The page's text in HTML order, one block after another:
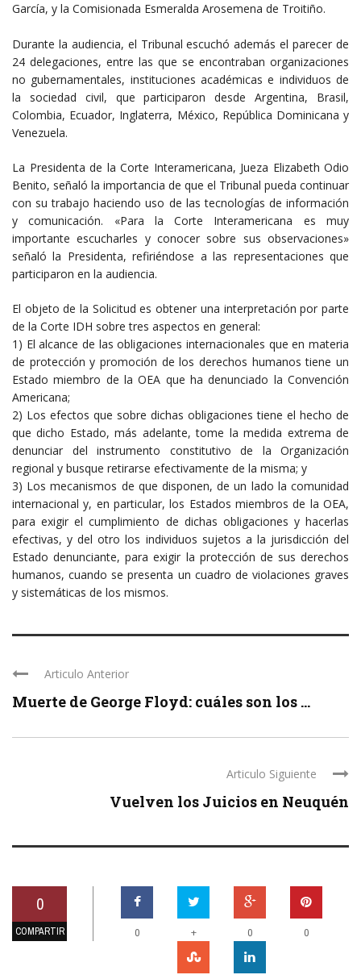
García, y la Comisionada Esmeralda Arosemena de Troitiño.
Durante la audiencia, el Tribunal escuchó además el parecer de
24 delegaciones, entre las que se encontraban organizaciones
no gubernamentales, instituciones académicas e individuos de
la sociedad civil, que participaron desde Argentina, Brasil,
Colombia, Ecuador, Inglaterra, México, República Dominicana y
Venezuela.
La Presidenta de la Corte Interamericana, Jueza Elizabeth Odio
Benito, señaló la importancia de que el Tribunal pueda continuar
con su trabajo haciendo uso de las tecnologías de información
y comunicación. «Para la Corte Interamericana es muy
importante escucharles y conocer sobre sus observaciones»
señaló la Presidenta, refiriéndose a las representaciones que
participaron en la audiencia.
El objeto de la Solicitud es obtener una interpretación por parte
de la Corte IDH sobre tres aspectos en general:
1) El alcance de las obligaciones internacionales que en materia
de protección y promoción de los derechos humanos tiene un
Estado miembro de la OEA que ha denunciado la Convención
Americana;
2) Los efectos que sobre dichas obligaciones tiene el hecho de
que dicho Estado, más adelante, tome la medida extrema de
denunciar del instrumento constitutivo de la Organización
regional y busque retirarse efectivamente de la misma; y
3) Los mecanismos de que disponen, de un lado la comunidad
internacional y, en particular, los Estados miembros de la OEA,
para exigir el cumplimiento de dichas obligaciones y hacerlas
efectivas, y del otro los individuos sujetos a la jurisdicción del
Estado denunciante, para exigir la protección de sus derechos
humanos, cuando se presenta un cuadro de violaciones graves
y sistemáticas de los mismos.
Articulo Anterior
Muerte de George Floyd: cuáles son los ...
Articulo Siguiente
Vuelven los Juicios en Neuquén
0
COMPARTIR 0 + 0 0